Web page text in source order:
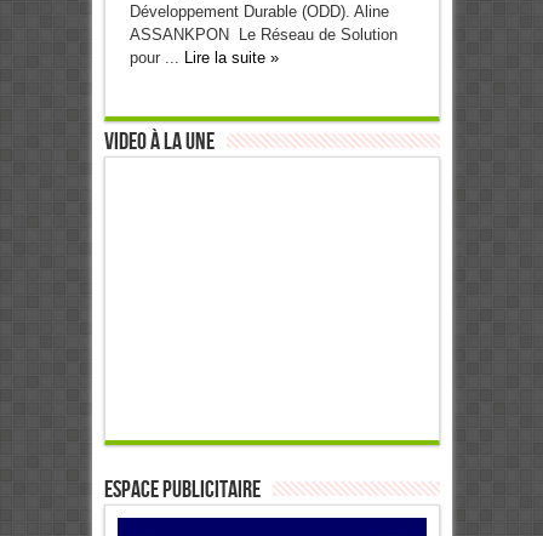
Développement Durable (ODD). Aline
ASSANKPON Le Réseau de Solution
pour ... Lire la suite »
Video à la Une
ESPACE PUBLICITAIRE